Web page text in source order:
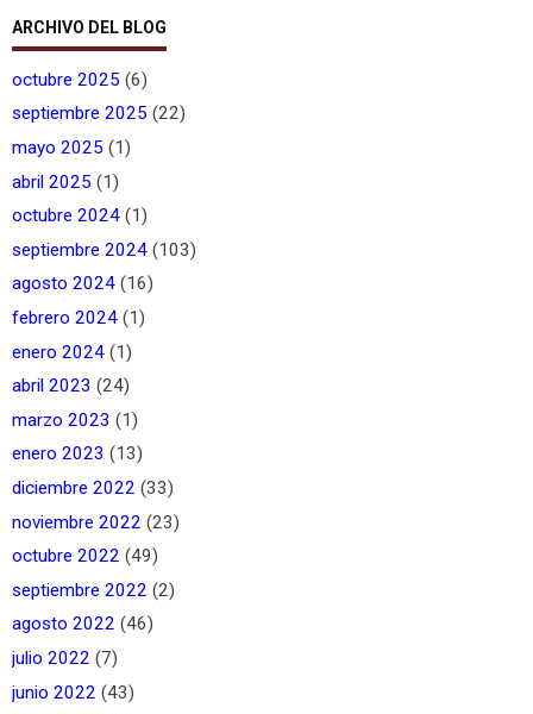
ARCHIVO DEL BLOG
octubre 2025 (6)
septiembre 2025 (22)
mayo 2025 (1)
abril 2025 (1)
octubre 2024 (1)
septiembre 2024 (103)
agosto 2024 (16)
febrero 2024 (1)
enero 2024 (1)
abril 2023 (24)
marzo 2023 (1)
enero 2023 (13)
diciembre 2022 (33)
noviembre 2022 (23)
octubre 2022 (49)
septiembre 2022 (2)
agosto 2022 (46)
julio 2022 (7)
junio 2022 (43)